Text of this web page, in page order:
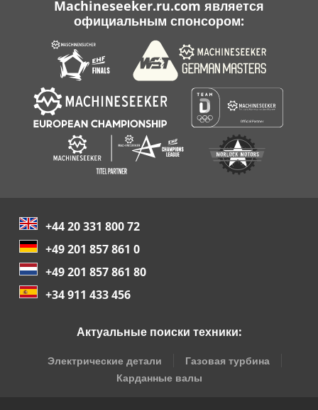
Machineseeker.ru.com является
официальным спонсором:
+44 20 331 800 72
+49 201 857 861 0
+49 201 857 861 80
+34 911 433 456
Актуальные поиски техники:
Электрические детали
Газовая турбина
Карданные валы